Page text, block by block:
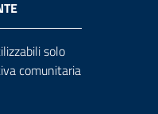
solo
comunitaria